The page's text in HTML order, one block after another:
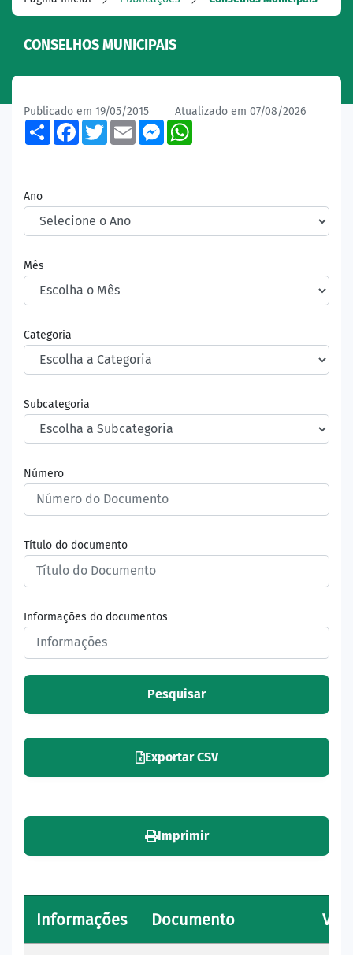
CONSELHOS MUNICIPAIS
Publicado em 19/05/2015 Atualizado em 07/08/2026
ShareFacebook
TwitterEmailMessenger
Ano
Mês
Categoria
Subcategoria
Número
Título do documento
Informações do documentos
Pesquisar
Exportar CSV
Imprimir
Informações Documento